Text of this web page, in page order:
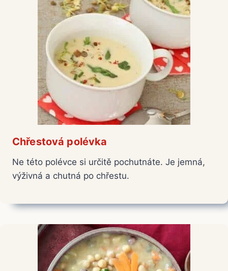
Chřestová polévka
Ne této polévce si určitě pochutnáte. Je jemná,
výživná a chutná po chřestu.